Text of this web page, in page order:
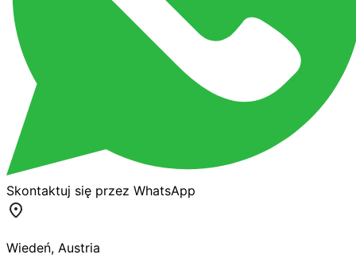
Skontaktuj się przez WhatsApp
Wiedeń, Austria